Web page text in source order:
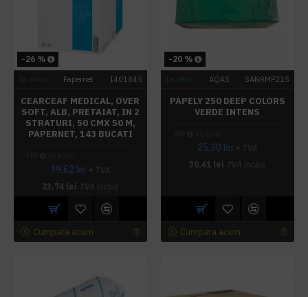
-26 %
Papernet I401845
CEARCEAF MEDICAL, OVER
SOFT, ALB, PRETAIAT, IN 2
STRATURI, 50 CMX 50 M,
PAPERNET, 143 BUCATI
19,62 lei + TVA
23,74 lei TVA inclus
Cumpara acum
-20 %
AQAS SANRMP215
PAPELY 250 DEEP COLORS
VERDE INTENS
25,30 lei + TVA
30,61 lei TVA inclus
Cumpara acum